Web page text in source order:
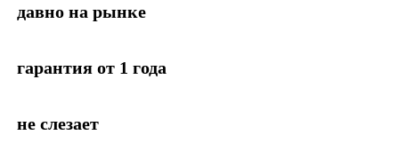
давно на рынке
гарантия от 1 года
не слезает